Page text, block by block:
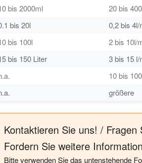
bis 2000ml
20 bis
bis 20l
0,2 bis 4l/
bis 100l
2 bis 10l/
bis 150 Liter
3 bis 15 l/
10 bis
größere
Kontaktieren Sie uns! / Fragen
Fordern Sie weitere
Bitte verwenden Sie das untenstehende